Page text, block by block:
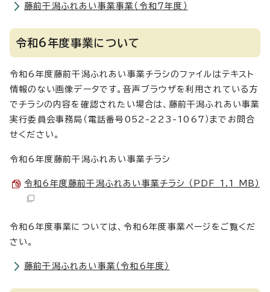
藤前干潟ふれあい事業事業（令和7年度）
令和6年度事業について
令和6年度藤前干潟ふれあい事業チラシのファイルはテキスト
情報のない画像データです。音声ブラウザを利用されている方
でチラシの内容を確認されたい場合は、藤前干潟ふれあい事業
実行委員会事務局（電話番号052-223-1067）までお問合
せください。
令和6年度藤前干潟ふれあい事業チラシ
令和6年度藤前干潟ふれあい事業チラシ （PDF 1.1 MB）
令和6年度事業については、令和6年度事業ページをご覧くだ
さい。
藤前干潟ふれあい事業（令和6年度）